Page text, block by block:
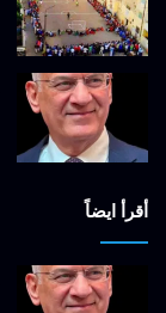
أقرأ ايضاً